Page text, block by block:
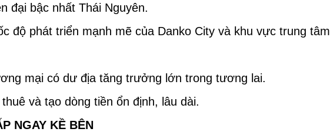
đại bậc nhất Thái Nguyên.
độ phát triển mạnh mẽ của Danko City và khu vực trung tâm
mại có dư địa tăng trưởng lớn trong tương lai.
và tạo dòng tiền ổn định, lâu dài.
NGAY KỀ BÊN